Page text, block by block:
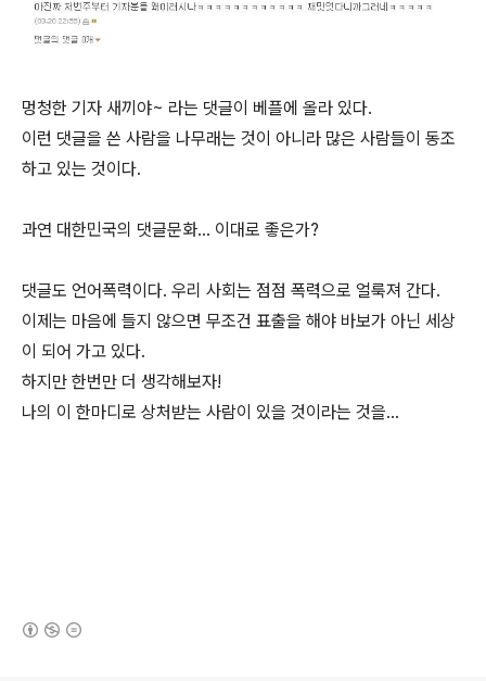
멍청한 기자 새끼야~ 라는 댓글이 베플에 올라 있다.
이런 댓글을 쓴 사람을 나무래는 것이 아니라 많은 사람들이 동조
하고 있는 것이다.
과연 대한민국의 댓글문화... 이대로 좋은가?
댓글도 언어폭력이다. 우리 사회는 점점 폭력으로 얼룩져 간다.
이제는 마음에 들지 않으면 무조건 표출을 해야 바보가 아닌 세상
이 되어 가고 있다.
하지만 한번만 더 생각해보자!
나의 이 한마디로 상처받는 사람이 있을 것이라는 것을...